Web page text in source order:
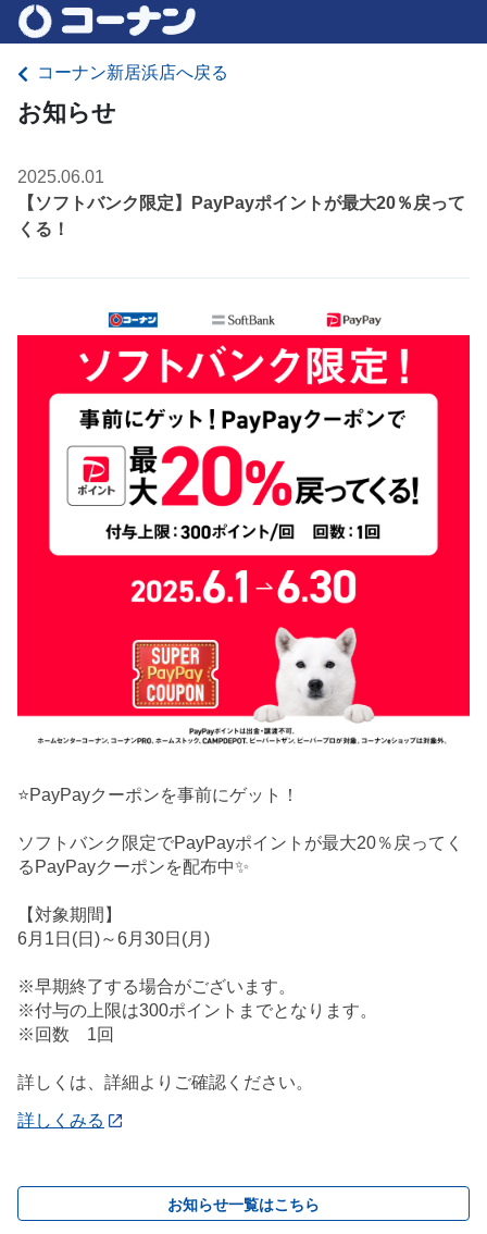
コーナン新居浜店へ戻る
お知らせ
2025.06.01
【ソフトバンク限定】PayPayポイントが最大20％戻って
くる！
⭐PayPayクーポンを事前にゲット！
ソフトバンク限定でPayPayポイントが最大20％戻ってく
るPayPayクーポンを配布中✨
【対象期間】
6月1日(日)～6月30日(月)
※早期終了する場合がございます。
※付与の上限は300ポイントまでとなります。
※回数 1回
詳しくは、詳細よりご確認ください。
詳しくみる
お知らせ一覧はこちら